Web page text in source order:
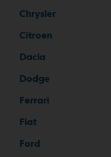
Chrysler
Citroen
Dacia
Dodge
Ferrari
Fiat
Ford